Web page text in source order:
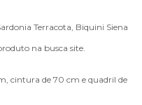
Terracota, Biquini Siena
na busca site.
cintura de 70 cm e quadril de